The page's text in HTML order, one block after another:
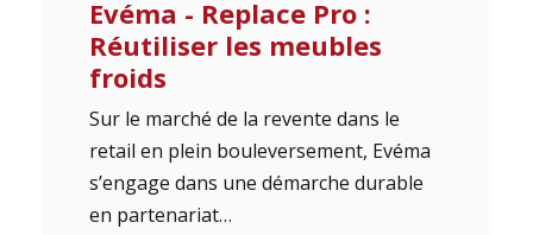
Evéma - Replace Pro :
Réutiliser les meubles
froids
Sur le marché de la revente dans le
retail en plein bouleversement, Evéma
s’engage dans une démarche durable
en partenariat…